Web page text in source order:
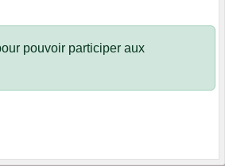
pouvoir participer aux